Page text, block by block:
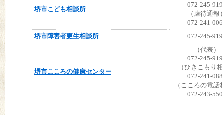
堺市こども相談所
072-245-
（虐待通報
072-241-
堺市障害者更生相談所
072-245-
堺市こころの健康センター
（代表）
072-245-
（ひきこもり
072-241-
（こころの電
072-243-